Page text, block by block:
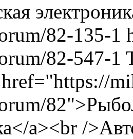
82-135-1
82-547-1
a><br /